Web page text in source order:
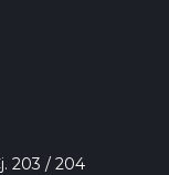
203 / 204